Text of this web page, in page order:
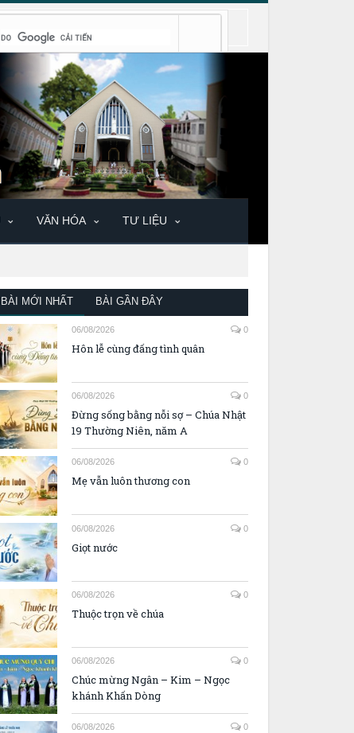
VĂN HÓA TƯ LIỆU
BÀI MỚI NHẤT BÀI GẦN ĐÂY
06/08/2026 0
Hôn lễ cùng đấng tình quân
06/08/2026 0
Đừng sống bằng nỗi sợ – Chúa Nhật
19 Thường Niên, năm A
06/08/2026 0
Mẹ vẫn luôn thương con
06/08/2026 0
Giọt nước
06/08/2026 0
Thuộc trọn về chúa
06/08/2026 0
Chúc mừng Ngân – Kim – Ngọc
khánh Khấn Dòng
06/08/2026 0